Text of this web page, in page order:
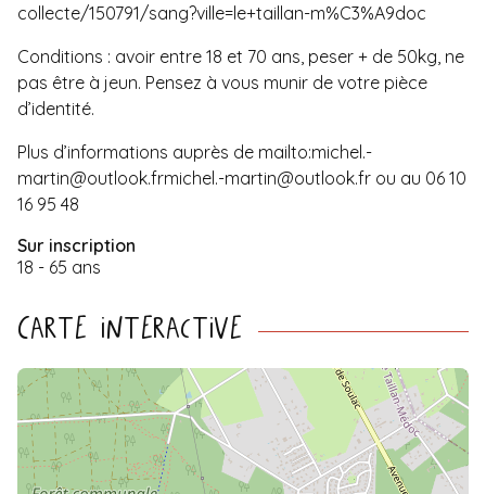
collecte/150791/sang?ville=le+taillan-m%C3%A9doc
Conditions : avoir entre 18 et 70 ans, peser + de 50kg, ne
pas être à jeun. Pensez à vous munir de votre pièce
d’identité.
Plus d’informations auprès de mailto:michel.-
martin@outlook.frmichel.-martin@outlook.fr ou au 06 10
16 95 48
Sur inscription
18 - 65 ans
Carte interactive